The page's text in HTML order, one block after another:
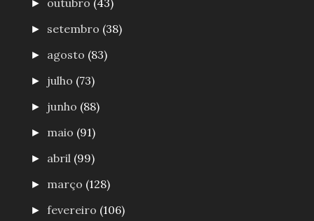
► outubro (43)
► setembro (38)
► agosto (83)
► julho (73)
► junho (88)
► maio (91)
► abril (99)
► março (128)
►fevereiro (106)